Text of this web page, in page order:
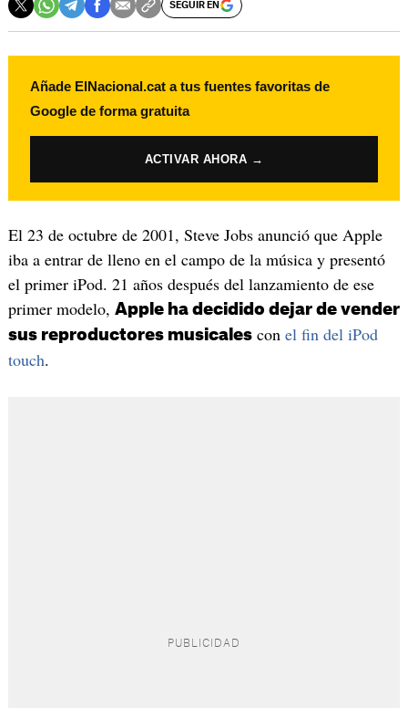
SEGUIR EN
Añade ElNacional.cat a tus fuentes favoritas de
Google de forma gratuita
ACTIVAR AHORA →
El 23 de octubre de 2001, Steve Jobs anunció que Apple
iba a entrar de lleno en el campo de la música y presentó
el primer iPod. 21 años después del lanzamiento de ese
primer modelo, Apple ha decidido dejar de vender
sus reproductores musicalescon el fin del iPod
touch.